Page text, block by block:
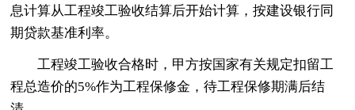
息计算从工程竣工验收结算后开始计算，按建设银行同
期贷款基准利率。
工程竣工验收合格时，甲方按国家有关规定扣留工
程总造价的5%作为工程保修金，待工程保修期满后结